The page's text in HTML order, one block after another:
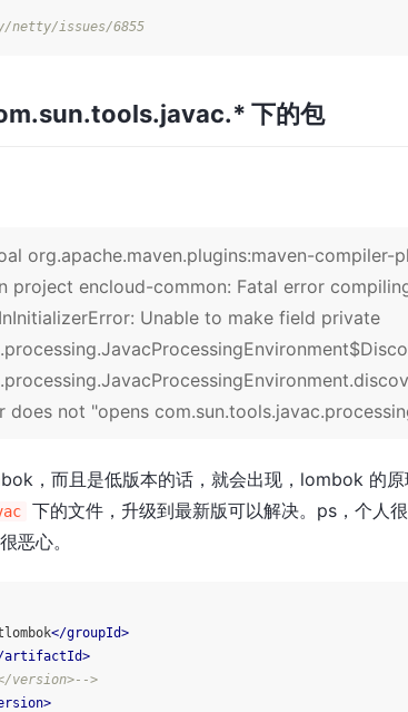
netty/issues/6855
下的包
org.apache.maven.plugins:maven-compiler-
project encloud-common: Fatal error
Unable to make field private
does not "opens
，而且是低版本的话，就会出现，lombok 的
下的文件，升级到最新版可以解决。ps，个人
恶心。
</groupId>
artifactId>
version>-->
>